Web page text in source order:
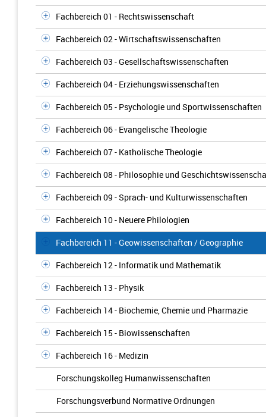
Fachbereich 01 - Rechtswissenschaft
Fachbereich 02 - Wirtschaftswissenschaften
Fachbereich 03 - Gesellschaftswissenschaften
Fachbereich 04 - Erziehungswissenschaften
Fachbereich 05 - Psychologie und Sportwissenschaften
Fachbereich 06 - Evangelische Theologie
Fachbereich 07 - Katholische Theologie
Fachbereich 08 - Philosophie und
Fachbereich 09 - Sprach- und Kulturwissenschaften
Fachbereich 10 - Neuere Philologien
Fachbereich 11 - Geowissenschaften / Geographie
Fachbereich 12 - Informatik und Mathematik
Fachbereich 13 - Physik
Fachbereich 14 - Biochemie, Chemie und Pharmazie
Fachbereich 15 - Biowissenschaften
Fachbereich 16 - Medizin
Forschungskolleg Humanwissenschaften
Forschungsverbund Normative Ordnungen